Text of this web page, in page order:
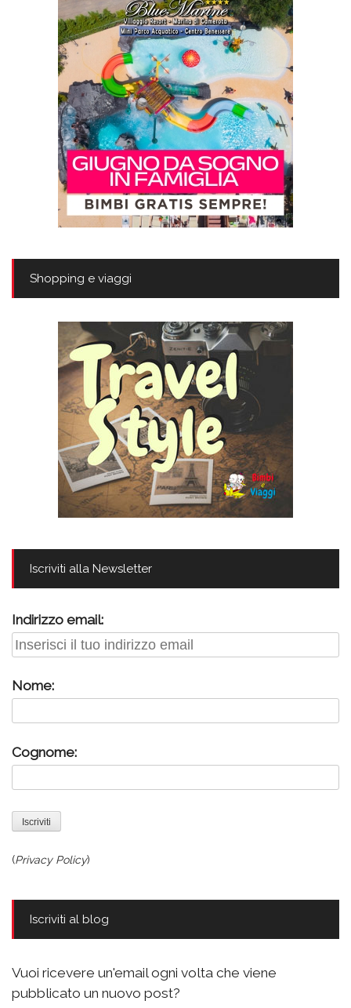
Shopping e viaggi
Iscriviti alla Newsletter
Indirizzo email:
Nome:
Cognome:
(Privacy Policy)
Iscriviti al blog
Vuoi ricevere un'email ogni volta che viene
pubblicato un nuovo post?